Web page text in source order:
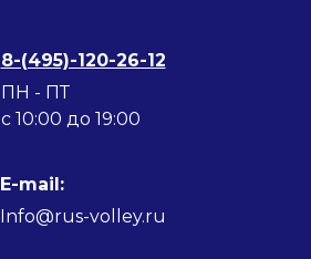
8-(495)-120-26-12
ПН - ПТ
c 10:00 до 19:00
E-mail:
Info@rus-volley.ru